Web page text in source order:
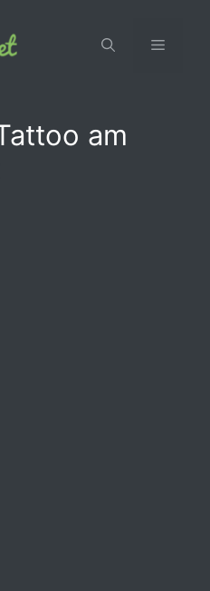
Menü
am